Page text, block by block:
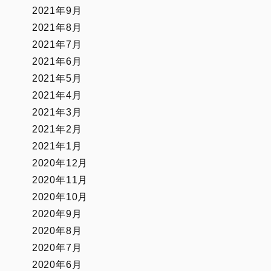
2021年9月
2021年8月
2021年7月
2021年6月
2021年5月
2021年4月
2021年3月
2021年2月
2021年1月
2020年12月
2020年11月
2020年10月
2020年9月
2020年8月
2020年7月
2020年6月